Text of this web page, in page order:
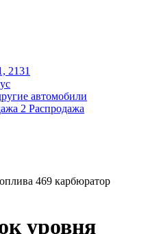
2131
автомобили
Распродажа
469 карбюратор
уровня